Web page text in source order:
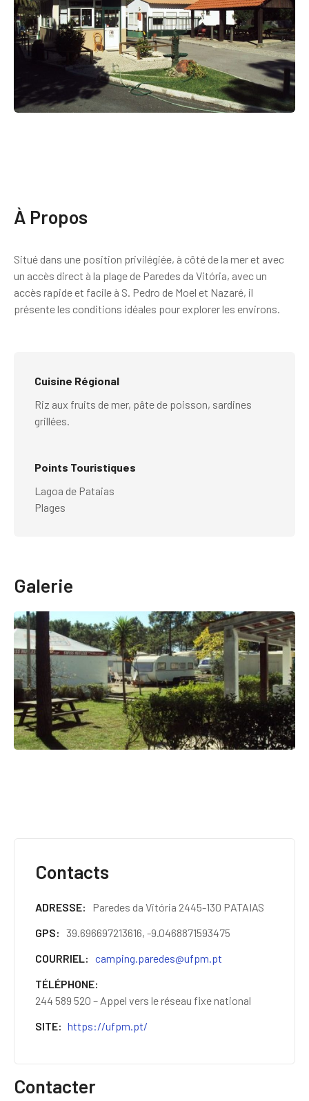
À Propos
Situé dans une position privilégiée, à côté de la mer et avec
un accès direct à la plage de Paredes da Vitória, avec un
accès rapide et facile à S. Pedro de Moel et Nazaré, il
présente les conditions idéales pour explorer les environs.
Cuisine Régional
Riz aux fruits de mer, pâte de poisson, sardines
grillées.
Points Touristiques
Lagoa de Pataias
Plages
Contacts
ADRESSE
Paredes da Vitória 2445-130 PATAIAS
GPS
39.696697213616, -9.0468871593475
COURRIEL
camping.paredes@ufpm.pt
TÉLÉPHONE
244 589 520 – Appel vers le réseau fixe national
SITE
https://ufpm.pt/
Contacter